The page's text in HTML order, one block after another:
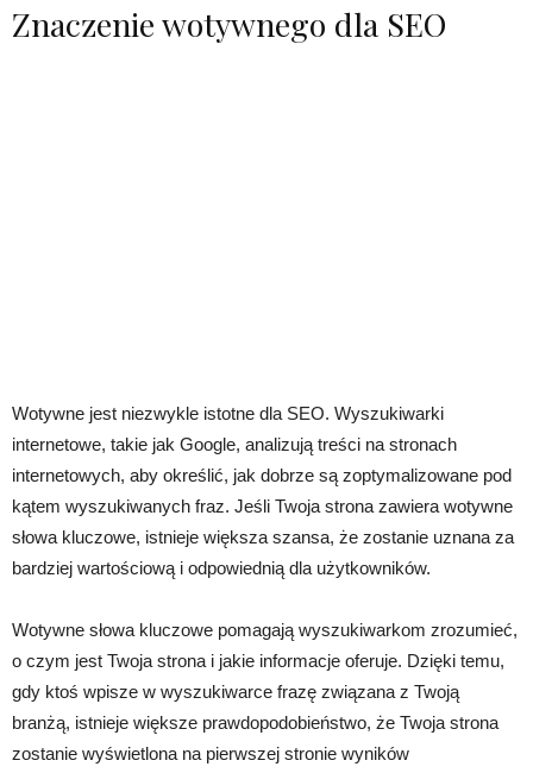
Znaczenie wotywnego dla SEO
Wotywne jest niezwykle istotne dla SEO. Wyszukiwarki
internetowe, takie jak Google, analizują treści na stronach
internetowych, aby określić, jak dobrze są zoptymalizowane pod
kątem wyszukiwanych fraz. Jeśli Twoja strona zawiera wotywne
słowa kluczowe, istnieje większa szansa, że zostanie uznana za
bardziej wartościową i odpowiednią dla użytkowników.
Wotywne słowa kluczowe pomagają wyszukiwarkom zrozumieć,
o czym jest Twoja strona i jakie informacje oferuje. Dzięki temu,
gdy ktoś wpisze w wyszukiwarce frazę związana z Twoją
branżą, istnieje większe prawdopodobieństwo, że Twoja strona
zostanie wyświetlona na pierwszej stronie wyników